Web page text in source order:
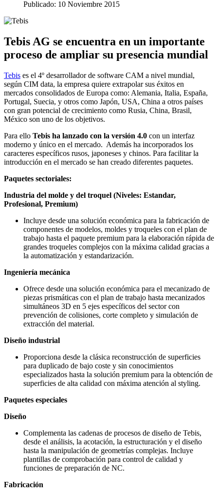
Publicado: 10 Noviembre 2015
Tebis AG se encuentra en un importante
proceso de ampliar su presencia mundial
Tebis es el 4º desarrollador de software CAM a nivel mundial,
según CIM data, la empresa quiere extrapolar sus éxitos en
mercados consolidados de Europa como: Alemania, Italia, España,
Portugal, Suecia, y otros como Japón, USA, China a otros países
con gran potencial de crecimiento como Rusia, China, Brasil,
México son uno de los objetivos.
Para ello Tebis ha lanzado con la versión 4.0 con un interfaz
moderno y único en el mercado. Además ha incorporados los
caracteres específicos rusos, japoneses y chinos. Para facilitar la
introducción en el mercado se han creado diferentes paquetes.
Paquetes sectoriales:
Industria del molde y del troquel (Niveles: Estandar,
Profesional, Premium)
Incluye desde una solución económica para la fabricación de
componentes de modelos, moldes y troqueles con el plan de
trabajo hasta el paquete premium para la elaboración rápida de
grandes troqueles complejos con la máxima calidad gracias a
la automatización y estandarización.
Ingeniería mecánica
Ofrece desde una solución económica para el mecanizado de
piezas prismáticas con el plan de trabajo hasta mecanizados
simultáneos 3D en 5 ejes específicos del sector con
prevención de colisiones, corte completo y simulación de
extracción del material.
Diseño industrial
Proporciona desde la clásica reconstrucción de superficies
para duplicado de bajo coste y sin conocimientos
especializados hasta la solución premium para la obtención de
superficies de alta calidad con máxima atención al styling.
Paquetes especiales
Diseño
Complementa las cadenas de procesos de diseño de Tebis,
desde el análisis, la acotación, la estructuración y el diseño
hasta la manipulación de geometrías complejas. Incluye
plantillas de comprobación para control de calidad y
funciones de preparación de NC.
Fabricación